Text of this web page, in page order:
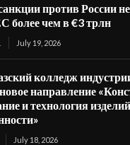
против России
более чем в €3 трлн
July 19, 2026
колледж
направление
и технология
July 18, 2026